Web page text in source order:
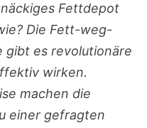
Fettdepot
Die Fett-weg-
gibt es revolutionäre
wirken.
machen die
einer gefragten